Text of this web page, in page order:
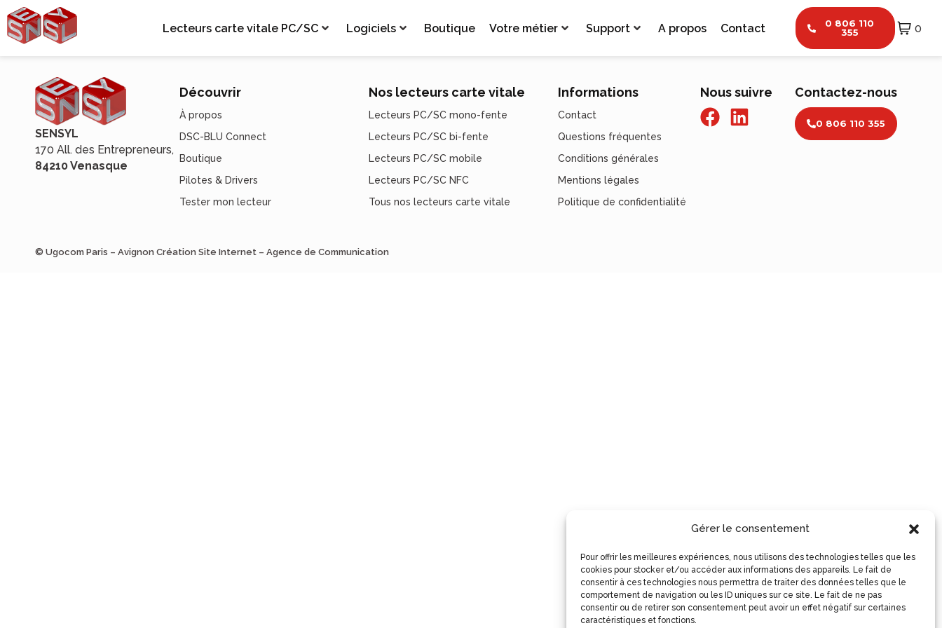
Gérer le consentement
Pour offrir les meilleures expériences, nous utilisons des technologies telles que les
cookies pour stocker et/ou accéder aux informations des appareils. Le fait de
consentir à ces technologies nous permettra de traiter des données telles que le
comportement de navigation ou les ID uniques sur ce site. Le fait de ne pas
consentir ou de retirer son consentement peut avoir un effet négatif sur certaines
caractéristiques et fonctions.
Lecteurs carte vitale PC/SC Logiciels Boutique Votre métier Support A propos Contact
0 806 110
355
0
SENSYL
170 All. des Entrepreneurs,
84210 Venasque
Découvrir
À propos
DSC-BLU Connect
Boutique
Pilotes & Drivers
Tester mon lecteur
Nos lecteurs carte vitale
Lecteurs PC/SC mono-fente
Lecteurs PC/SC bi-fente
Lecteurs PC/SC mobile
Lecteurs PC/SC NFC
Tous nos lecteurs carte vitale
Informations
Contact
Questions fréquentes
Conditions générales
Mentions légales
Politique de confidentialité
Nous suivre Contactez-nous
0 806 110 355
© Ugocom Paris – Avignon Création Site Internet – Agence de Communication